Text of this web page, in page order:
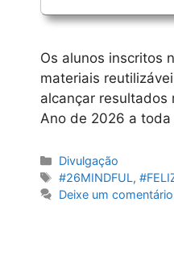
Os alunos inscritos
materiais
alcançar resultados
Ano de 2026 a
Categorias
Divulgação
Etiquetas
#26MINDFUL,
Deixe um comentário